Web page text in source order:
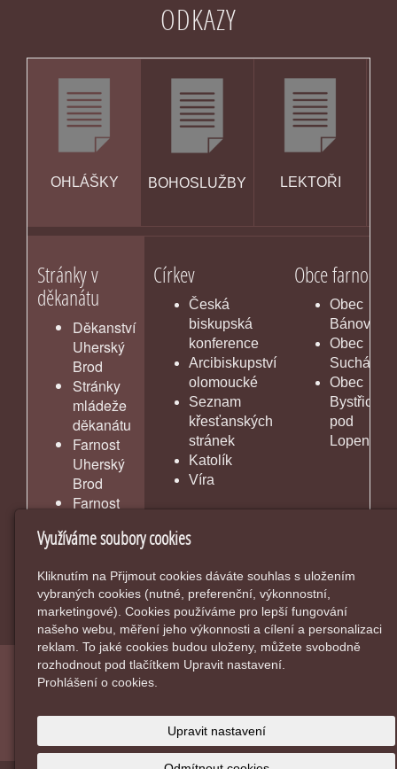
ODKAZY
OHLÁŠKY BOHOSLUŽBY
LEKTOŘI
Stránky v
děkanátu
Děkanství
Uherský
Brod
Stránky
mládeže
děkanátu
Farnost
Uherský
Brod
Farnost
Církev
Česká
biskupská
konference
Arcibiskupství
olomoucké
Seznam
křesťanských
stránek
Katolík
Víra
Obce farnosti
Obec
Bánov
Obec
Suchá Loz
Obec
Bystřice
pod
© 2026Farnost Bánov
inPage-webové stránkys AI,doménaawebhostingu
jediného 5★ registrátora v ČR
Využíváme soubory cookies
Kliknutím na Přijmout cookies dáváte souhlas s uložením
vybraných cookies (nutné, preferenční, výkonnostní,
marketingové). Cookies používáme pro lepší fungování
našeho webu, měření jeho výkonnosti a cílení a personalizaci
reklam. To jaké cookies budou uloženy, můžete svobodně
rozhodnout pod tlačítkem Upravit nastavení.
Prohlášení o cookies.
Upravit nastavení